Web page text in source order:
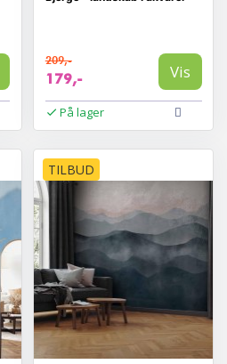
209,-
179,- Vis
På lager
TILBUD